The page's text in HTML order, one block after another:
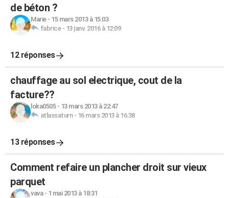
de béton ?
Marie- 15 mars 2013 à 15:03
fabrice- 13 janv. 2016 à 12:09
12 réponses
chauffage au sol electrique, cout de la
facture??
loka0505- 13 mars 2013 à 22:47
atlassaturn- 16 mars 2013 à 16:38
13 réponses
Comment refaire un plancher droit sur vieux
parquet
vava- 1 mai 2013 à 18:31